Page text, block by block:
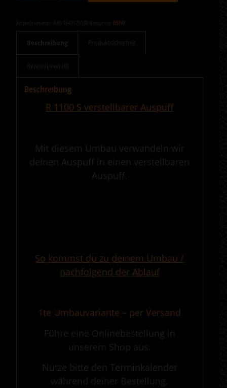
Artikelnummer: A86-1642175138 Kategorie: BMW
Beschreibung Produktsicherheit
Rezensionen (0)
Beschreibung
R 1100 S verstellbarer Auspuff
Mit diesem Umbau verwandeln wir
deinen Auspuff in einen verstellbaren
Auspuff.
So kommst du zu deinem Umbau /
nachfolgend der Ablauf
1te Umbauvariante – per Versand
Führe eine Onlinebestellung in
unserem Shop aus.
Nutze bitte den Terminkalender
während deiner Bestellung.